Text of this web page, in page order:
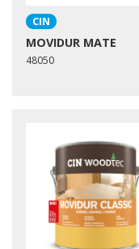
CIN
MOVIDUR MATE
48050